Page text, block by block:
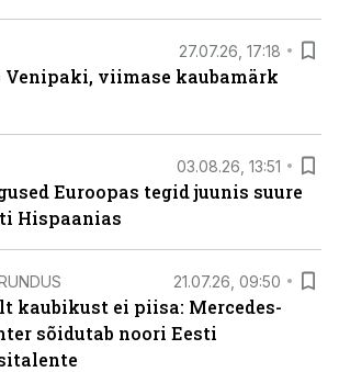
27.07.26, 17:18
Venipaki, viimase kaubamärk
03.08.26, 13:51
Euroopas tegid juunis suure
Hispaanias
21.07.26, 09:50
kaubikust ei piisa: Mercedes-
sõidutab noori Eesti